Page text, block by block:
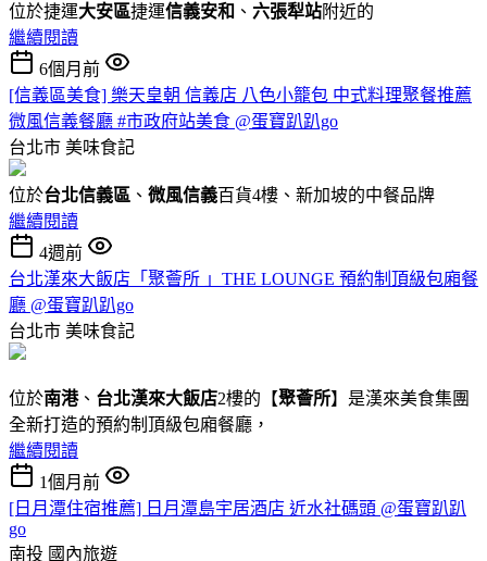
位於捷運大安區捷運信義安和 、 六張犁站附近的
繼續閱讀
6個月前
[信義區美食] 樂天皇朝 信義店 八色小籠包 中式料理聚餐推薦
微風信義餐廳 #市政府站美食 @蛋寶趴趴go
台北市 美味食記
位於台北信義區 、 微風信義百貨4樓、新加坡的中餐品牌
繼續閱讀
4週前
台北漢來大飯店「聚薈所 」THE LOUNGE 預約制頂級包廂餐
廳 @蛋寶趴趴go
台北市 美味食記
位於南港、 台北漢來大飯店2樓的【聚薈所】是漢來美食集團
全新打造的預約制頂級包廂餐廳，
繼續閱讀
1個月前
[日月潭住宿推薦] 日月潭島宇居酒店 近水社碼頭 @蛋寶趴趴
go
南投 國內旅遊